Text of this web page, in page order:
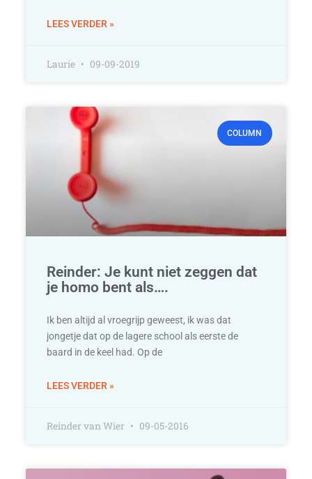
LEES VERDER »
Laurie 09-09-2019
COLUMN
Reinder: Je kunt niet zeggen dat
je homo bent als….
Ik ben altijd al vroegrijp geweest, ik was dat
jongetje dat op de lagere school als eerste de
baard in de keel had. Op de
LEES VERDER »
Reinder van Wier 09-05-2016